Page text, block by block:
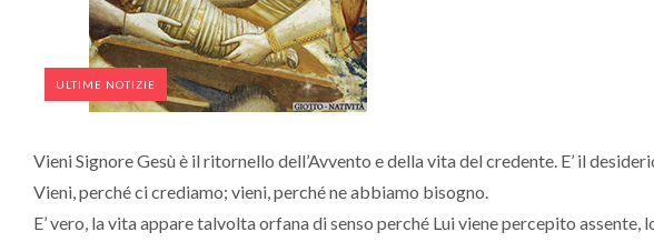
ULTIME NOTIZIE
Vieni Signore Gesù è il ritornello dell’Avvento e della vita del credente. E’ il
Vieni, perché ci crediamo; vieni, perché ne abbiamo bisogno.
E’ vero, la vita appare talvolta orfana di senso perché Lui viene percepito assente,